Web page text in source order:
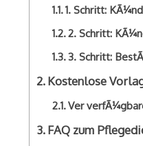
1. Schritt:
2. Schritt:
3. Schritt:
Kostenlose
Ver
FAQ zum